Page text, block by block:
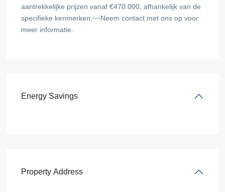
aantrekkelijke prijzen vanaf €470.000, afhankelijk van de
specifieke kenmerken.~~Neem contact met ons op voor
meer informatie.
Energy Savings
Property Address